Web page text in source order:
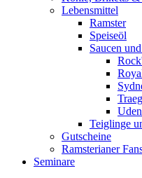
Lebensmittel
Ramster
Speiseöl
Saucen
Teiglinge
Gutscheine
Ramsterianer
Seminare